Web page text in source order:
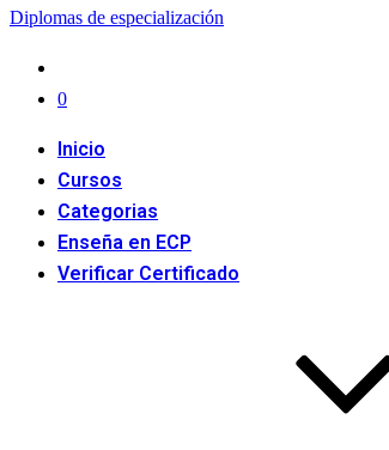
0
Inicio
Cursos
Categorias
Enseña en ECP
Verificar Certificado